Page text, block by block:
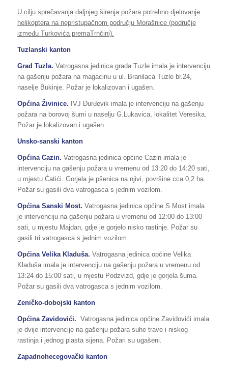
U cilju sprečavanja daljnjeg širenja požara potrebno djelovanje
helikoptera na nepristupačnom području Morašnice (područje
između Turkovića premaTrnčini).
Tuzlanski kanton
Grad Tuzla. Vatrogasna jedinica grada Tuzle imala je intervenciju
na gašenju požara na magacinu u ul. Branilaca Tuzle br.24,
naselje Bukinje. Požar je lokalizovan i ugašen.
Općina Živinice. IVJ Đurđevik imala je intervenciju na gašenju
požara na borovoj šumi u naselju G.Lukavica, lokalitet Veresika.
Požar je lokalizovan i ugašen.
Unsko-sanski kanton
Općina Cazin. Vatrogasna jedinica općine Cazin imala je
intervenciju na gašenju požara u vremenu od 13:20 do 14:20 sati,
u mjestu Ćatići. Gorjela je pšenica na njivi, površine cca 0,2 ha.
Požar su gasili dva vatrogasca s jednim vozilom.
Općina Sanski Most. Vatrogasna jedinica općine S.Most imala
je intervenciju na gašenju požara u vremenu od 12:00 do 13:00
sati, u mjestu Majdan, gdje je gorjelo nisko rastinje. Požar su
gasili tri vatrogasca s jednim vozilom.
Općina Velika Kladuša. Vatrogasna jedinica općine Velika
Kladuša imala je intervenciju na gašenju požara u vremenu od
13:24 do 15:00 sati, u mjestu Podzvizd, gdje je gorjela šuma.
Požar su gasili dva vatrogasca s jednim vozilom.
Zeničko-dobojski kanton
Općina Zavidovići. Vatrogasna jedinica općine Zavidovići imala
je dvije intervencije na gašenju požara suhe trave i niskog
rastinja i jednog plasta sijena. Požari su ugašeni.
Zapadnohecegovački kanton